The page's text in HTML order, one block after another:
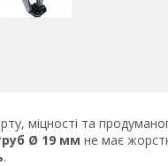
міцності та
Ø 19 мм не має
.